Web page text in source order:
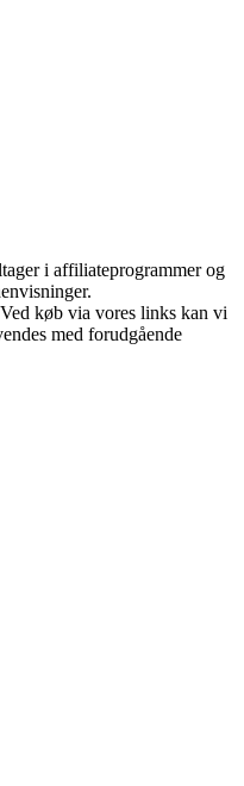
i affiliateprogrammer og
køb via vores links kan vi
med forudgående